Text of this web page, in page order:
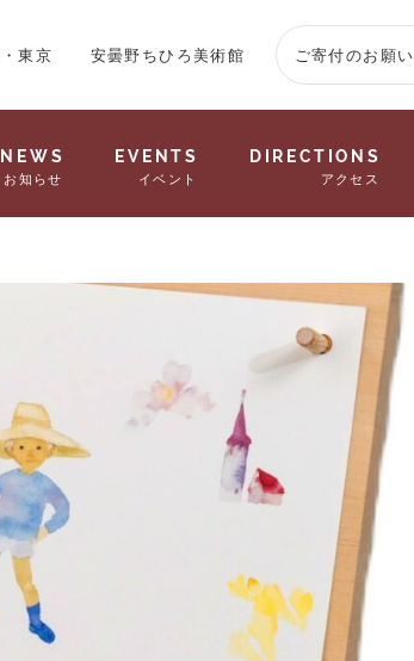
東京 安曇野ちひろ美術館 ご寄付のお願い
NEWS
お知らせ
EVENTS
イベント
DIRECTIONS
アクセス